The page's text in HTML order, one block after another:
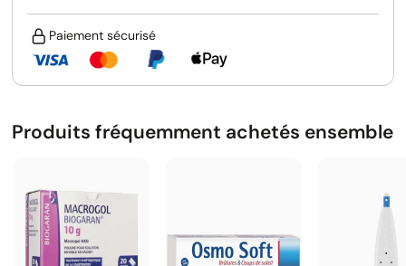
Paiement sécurisé
Produits fréquemment achetés ensemble